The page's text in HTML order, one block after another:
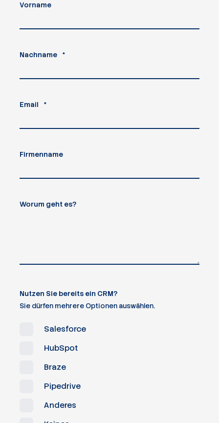
Vorname
Nachname *
Email *
Firmenname
Worum geht es?
Nutzen Sie bereits ein CRM?
Sie dürfen mehrere Optionen auswählen.
Salesforce
HubSpot
Braze
Pipedrive
Anderes